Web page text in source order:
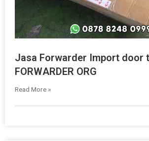
Jasa Forwarder Import door
FORWARDER ORG
Read More »